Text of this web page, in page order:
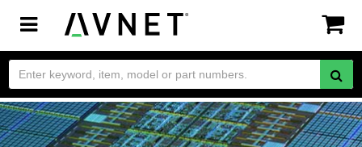
Toggle
navigation